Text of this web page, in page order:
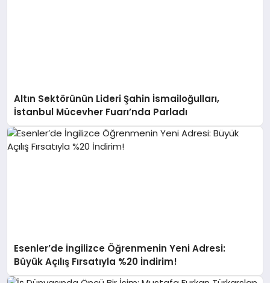
Altın Sektörünün Lideri Şahin İsmailoğulları,
İstanbul Mücevher Fuarı’nda Parladı ￼
Esenler’de İngilizce Öğrenmenin Yeni Adresi:
Büyük Açılış Fırsatıyla %20 İndirim!